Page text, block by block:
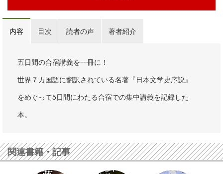
内容 目次 読者の声 著者紹介
五日間の合宿講義を一冊に！
世界７カ国語に翻訳されている名著『日本文学史序説』
をめぐって5日間にわたる合宿での集中講義を記録した
本。
関連書籍・記事